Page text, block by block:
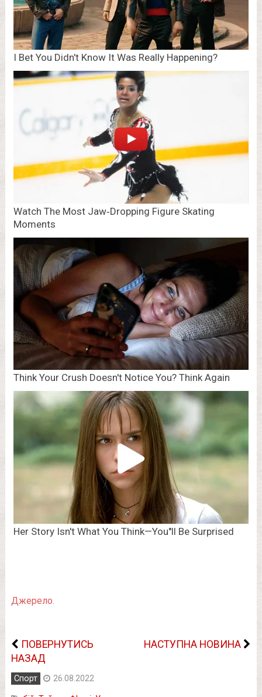
Джерело.
ПОВЕРНУТИСЬ
НАЗАД
НАСТУПНА НОВИНА
Спорт 26.08.2022